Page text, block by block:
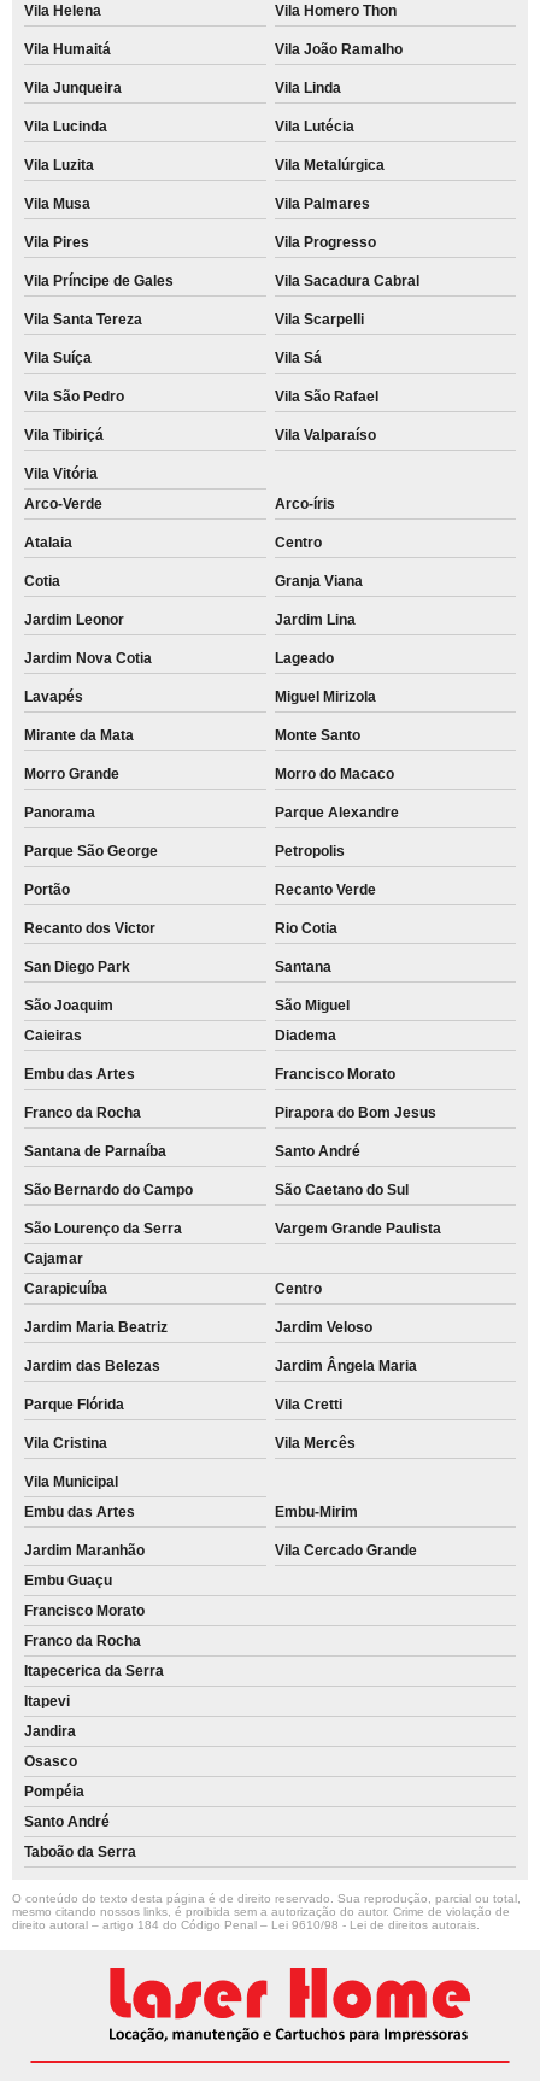
Vila Helena Vila Homero Thon
Vila Humaitá Vila João Ramalho
Vila Junqueira Vila Linda
Vila Lucinda Vila Lutécia
Vila Luzita Vila Metalúrgica
Vila Musa Vila Palmares
Vila Pires Vila Progresso
Vila Príncipe de Gales Vila Sacadura Cabral
Vila Santa Tereza Vila Scarpelli
Vila Suíça Vila Sá
Vila São Pedro Vila São Rafael
Vila Tibiriçá Vila Valparaíso
Vila Vitória
Arco-Verde
Arco-íris
Atalaia Centro
Cotia Granja Viana
Jardim Leonor Jardim Lina
Jardim Nova Cotia Lageado
Lavapés Miguel Mirizola
Mirante da Mata Monte Santo
Morro Grande Morro do Macaco
Panorama Parque Alexandre
Parque São George Petropolis
Portão Recanto Verde
Recanto dos Victor Rio Cotia
San Diego Park Santana
São Joaquim
São Miguel
Caieiras
Diadema
Embu das Artes Francisco Morato
Franco da Rocha Pirapora do Bom Jesus
Santana de Parnaíba Santo André
São Bernardo do Campo São Caetano do Sul
São Lourenço da Serra
Vargem Grande Paulista
Cajamar
Carapicuíba
Centro
Jardim Maria Beatriz Jardim Veloso
Jardim das Belezas Jardim Ângela Maria
Parque Flórida Vila Cretti
Vila Cristina Vila Mercês
Vila Municipal
Embu das Artes
Embu-Mirim
Jardim Maranhão
Vila Cercado Grande
Embu Guaçu
Francisco Morato
Franco da Rocha
Itapecerica da Serra
Itapevi
Jandira
Osasco
Pompéia
Santo André
Taboão da Serra
O conteúdo do texto desta página é de direito reservado. Sua reprodução, parcial ou total,
mesmo citando nossos links, é proibida sem a autorização do autor. Crime de violação de
direito autoral – artigo 184 do Código Penal – Lei 9610/98 - Lei de direitos autorais